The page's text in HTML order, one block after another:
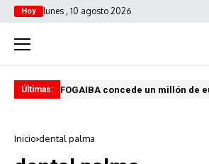
Hoy lunes , 10 agosto 2026
Últimas: FOGAIBA concede un millón de
Inicio dental palma